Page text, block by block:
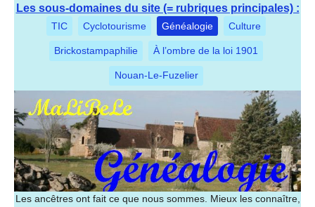
Les sous-domaines du site (= rubriques principales) :
TIC Cyclotourisme Généalogie Culture
Brickostampaphilie À l’ombre de la loi 1901
Nouan-Le-Fuzelier
Les ancêtres ont fait ce que nous sommes. Mieux les connaître,